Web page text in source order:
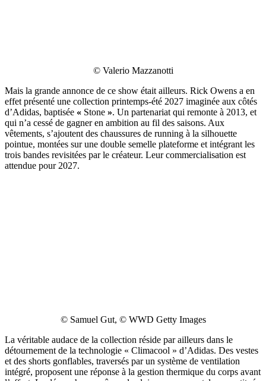
© Valerio Mazzanotti
Mais la grande annonce de ce show était ailleurs. Rick Owens a en
effet présenté une collection printemps-été 2027 imaginée aux côtés
d’Adidas, baptisée « Stone ». Un partenariat qui remonte à 2013, et
qui n’a cessé de gagner en ambition au fil des saisons. Aux
vêtements, s’ajoutent des chaussures de running à la silhouette
pointue, montées sur une double semelle plateforme et intégrant les
trois bandes revisitées par le créateur. Leur commercialisation est
attendue pour 2027.
© Samuel Gut, © WWD Getty Images
La véritable audace de la collection réside par ailleurs dans le
détournement de la technologie « Climacool » d’Adidas. Des vestes
et des shorts gonflables, traversés par un système de ventilation
intégré, proposent une réponse à la gestion thermique du corps avant